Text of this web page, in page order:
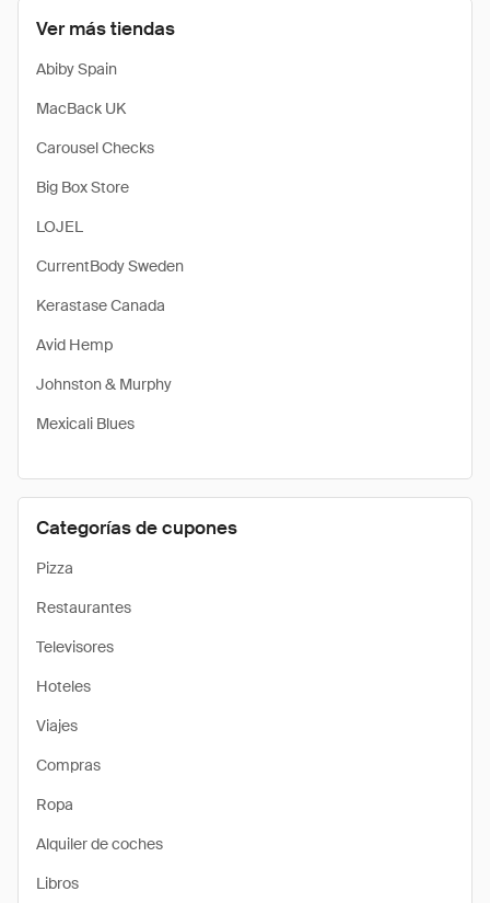
Ver más tiendas
Abiby Spain
MacBack UK
Carousel Checks
Big Box Store
LOJEL
CurrentBody Sweden
Kerastase Canada
Avid Hemp
Johnston & Murphy
Mexicali Blues
Categorías de cupones
Pizza
Restaurantes
Televisores
Hoteles
Viajes
Compras
Ropa
Alquiler de coches
Libros